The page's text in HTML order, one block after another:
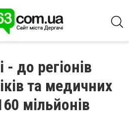
- до регіонів
та медичних
мільйонів